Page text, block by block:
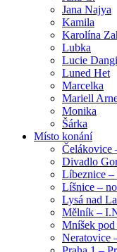
Jana Najya
Kamila
Karolína
Lubka
Lucie
Luned Het
Marcelka
Mariell
Monika
Šárka
Místo konání
Čelákovice
Divadlo
Líbeznice –
Líšnice –
Lysá nad
Mělník –
Mníšek
Neratovice